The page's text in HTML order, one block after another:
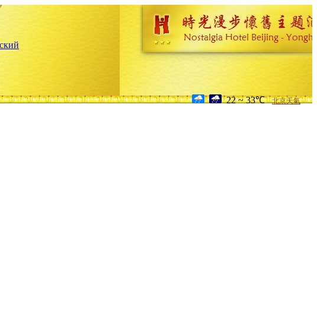
22 ~ 33℃ 北京天氣